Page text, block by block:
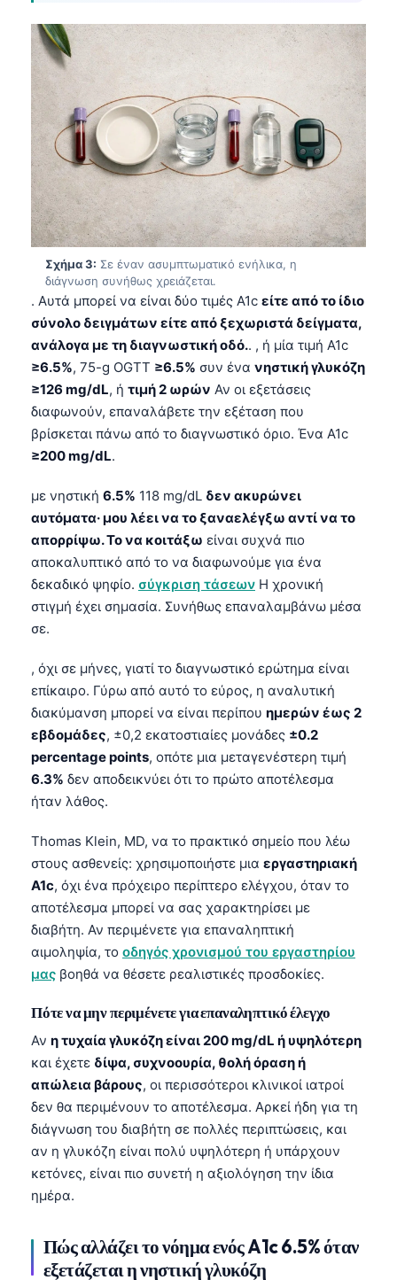
Σχήμα 3: Σε έναν ασυμπτωματικό ενήλικα, η
διάγνωση συνήθως χρειάζεται.
. Αυτά μπορεί να είναι δύο τιμές A1c είτε από το ίδιο
σύνολο δειγμάτων είτε από ξεχωριστά δείγματα,
ανάλογα με τη διαγνωστική οδό.. , ή μία τιμή A1c
≥6.5%, 75-g OGTT ≥6.5% συν ένα νηστική γλυκόζη
≥126 mg/dL, ή τιμή 2 ωρών Αν οι εξετάσεις
διαφωνούν, επαναλάβετε την εξέταση που
βρίσκεται πάνω από το διαγνωστικό όριο. Ένα A1c
≥200 mg/dL.
με νηστική 6.5% 118 mg/dL δεν ακυρώνει
αυτόματα· μου λέει να το ξαναελέγξω αντί να το
απορρίψω. Το να κοιτάξω είναι συχνά πιο
αποκαλυπτικό από το να διαφωνούμε για ένα
δεκαδικό ψηφίο. σύγκριση τάσεων Η χρονική
στιγμή έχει σημασία. Συνήθως επαναλαμβάνω μέσα
σε.
, όχι σε μήνες, γιατί το διαγνωστικό ερώτημα είναι
επίκαιρο. Γύρω από αυτό το εύρος, η αναλυτική
διακύμανση μπορεί να είναι περίπου ημερών έως 2
εβδομάδες, ±0,2 εκατοστιαίες μονάδες ±0.2
percentage points, οπότε μια μεταγενέστερη τιμή
6.3% δεν αποδεικνύει ότι το πρώτο αποτέλεσμα
ήταν λάθος.
Thomas Klein, MD, να το πρακτικό σημείο που λέω
στους ασθενείς: χρησιμοποιήστε μια εργαστηριακή
A1c, όχι ένα πρόχειρο περίπτερο ελέγχου, όταν το
αποτέλεσμα μπορεί να σας χαρακτηρίσει με
διαβήτη. Αν περιμένετε για επαναληπτική
αιμοληψία, το οδηγός χρονισμού του εργαστηρίου
μας βοηθά να θέσετε ρεαλιστικές προσδοκίες.
Πότε να μην περιμένετε για επαναληπτικό έλεγχο
Αν η τυχαία γλυκόζη είναι 200 mg/dL ή υψηλότερη
και έχετε δίψα, συχνοουρία, θολή όραση ή
απώλεια βάρους, οι περισσότεροι κλινικοί ιατροί
δεν θα περιμένουν το αποτέλεσμα. Αρκεί ήδη για τη
διάγνωση του διαβήτη σε πολλές περιπτώσεις, και
αν η γλυκόζη είναι πολύ υψηλότερη ή υπάρχουν
κετόνες, είναι πιο συνετή η αξιολόγηση την ίδια
ημέρα.
Πώς αλλάζει το νόημα ενός A1c 6.5% όταν
εξετάζεται η νηστική γλυκόζη